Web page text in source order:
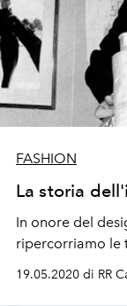
FASHION
La storia
In onore del
ripercorriamo le
19.05.2020 di RR